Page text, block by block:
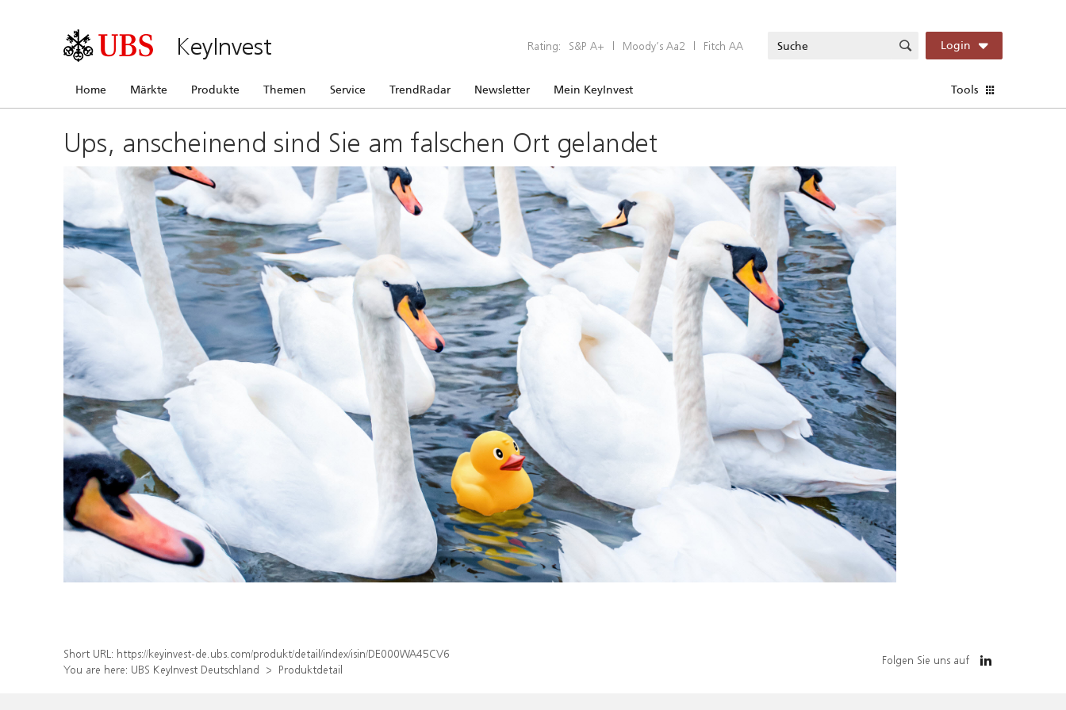
KeyInvest Rating: S&P A+ | Moody’s Aa2 | Fitch AA Login
Home Märkte Produkte Themen Service TrendRadar Newsletter Mein KeyInvest Tools
Ups, anscheinend sind Sie am falschen Ort gelandet
Short URL: https://keyinvest-de.ubs.com/produkt/detail/index/isin/DE000WA45CV6
You are here: UBS KeyInvest Deutschland Produktdetail
Folgen Sie uns auf